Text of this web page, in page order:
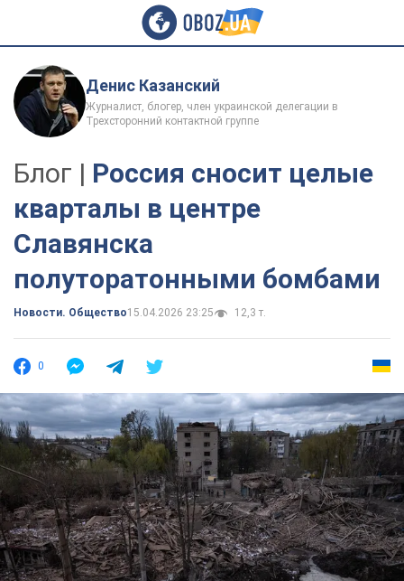
Денис Казанский
Журналист, блогер, член украинской делегации в
Трехсторонний контактной группе
Блог | Россия сносит целые
кварталы в центре
Славянска
полуторатонными бомбами
Новости. Общество15.04.2026 23:25 12,3 т.
0